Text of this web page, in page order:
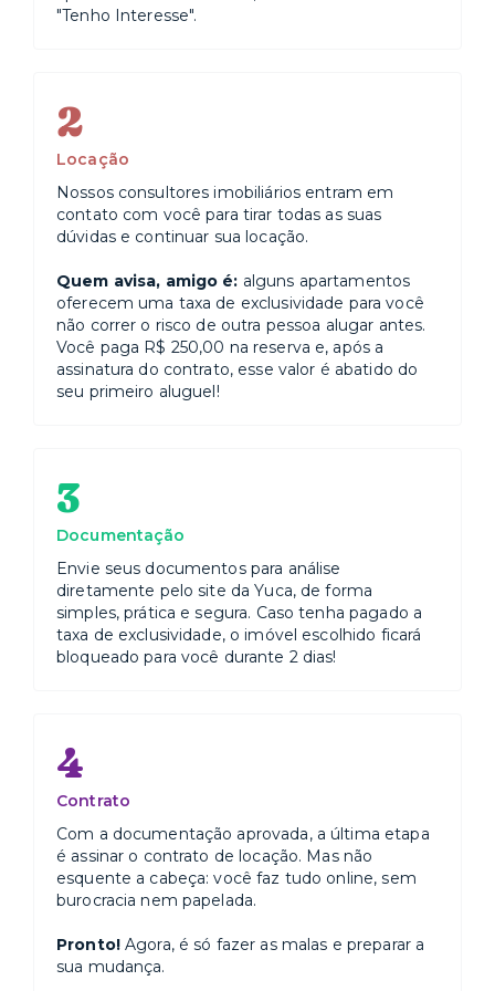
"Tenho Interesse".
2
Locação
Nossos consultores imobiliários entram em
contato com você para tirar todas as suas
dúvidas e continuar sua locação.
Quem avisa, amigo é: alguns apartamentos
oferecem uma taxa de exclusividade para você
não correr o risco de outra pessoa alugar antes.
Você paga R$ 250,00 na reserva e, após a
assinatura do contrato, esse valor é abatido do
seu primeiro aluguel!
3
Documentação
Envie seus documentos para análise
diretamente pelo site da Yuca, de forma
simples, prática e segura. Caso tenha pagado a
taxa de exclusividade, o imóvel escolhido ficará
bloqueado para você durante 2 dias!
4
Contrato
Com a documentação aprovada, a última etapa
é assinar o contrato de locação. Mas não
esquente a cabeça: você faz tudo online, sem
burocracia nem papelada.
Pronto!Agora, é só fazer as malas e preparar a
sua mudança.